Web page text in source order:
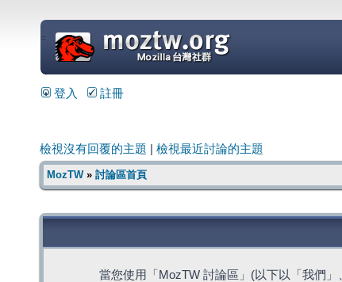
=
登入 註冊
檢視沒有回覆的主題 檢視最近討論的主題
MozTW» 討論區首頁
當您使用「MozTW 討論區」(以下以「我們